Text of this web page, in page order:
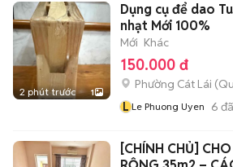
2 phút trước 1
Dụng cụ để dao
nhạt Mới 100%
Mới Khác
150.000 đ
Phường Cát Lái
L Le Phuong Uyen 6
[CHÍNH CHỦ]